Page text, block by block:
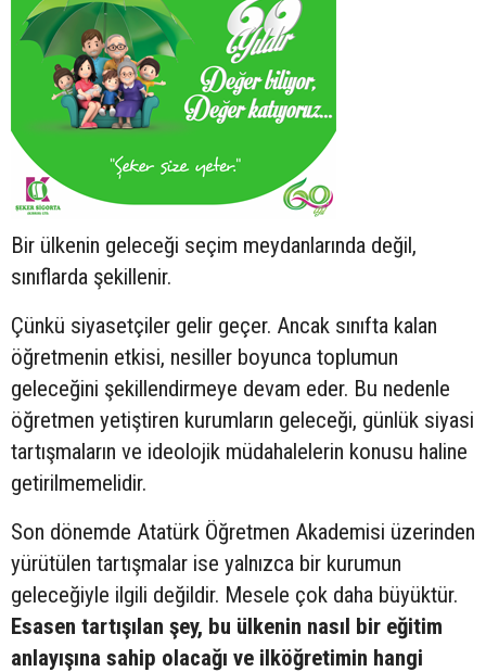
Bir ülkenin geleceği seçim meydanlarında değil,
sınıflarda şekillenir.
Çünkü siyasetçiler gelir geçer. Ancak sınıfta kalan
öğretmenin etkisi, nesiller boyunca toplumun
geleceğini şekillendirmeye devam eder. Bu nedenle
öğretmen yetiştiren kurumların geleceği, günlük siyasi
tartışmaların ve ideolojik müdahalelerin konusu haline
getirilmemelidir.
Son dönemde Atatürk Öğretmen Akademisi üzerinden
yürütülen tartışmalar ise yalnızca bir kurumun
geleceğiyle ilgili değildir. Mesele çok daha büyüktür.
Esasen tartışılan şey, bu ülkenin nasıl bir eğitim
anlayışına sahip olacağı ve ilköğretimin hangi